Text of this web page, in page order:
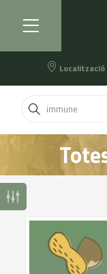
Localització